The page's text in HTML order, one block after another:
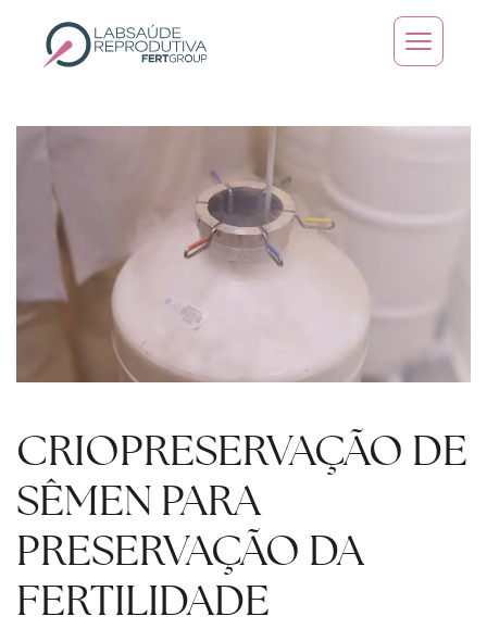
Skip to main content
CRIOPRESERVAÇÃO DE
SÊMEN PARA
PRESERVAÇÃO DA
FERTILIDADE